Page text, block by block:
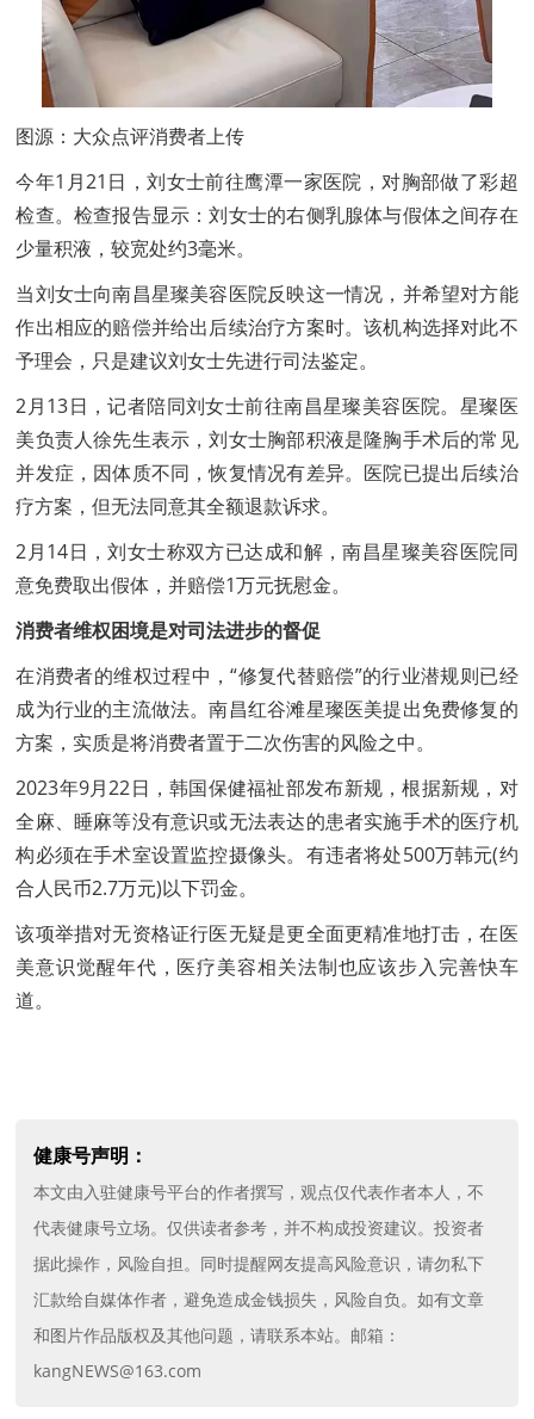
图源：大众点评消费者上传
今年1月21日，刘女士前往鹰潭一家医院，对胸部做了彩超
检查。检查报告显示：刘女士的右侧乳腺体与假体之间存在
少量积液，较宽处约3毫米。
当刘女士向南昌星璨美容医院反映这一情况，并希望对方能
作出相应的赔偿并给出后续治疗方案时。该机构选择对此不
予理会，只是建议刘女士先进行司法鉴定。
2月13日，记者陪同刘女士前往南昌星璨美容医院。星璨医
美负责人徐先生表示，刘女士胸部积液是隆胸手术后的常见
并发症，因体质不同，恢复情况有差异。医院已提出后续治
疗方案，但无法同意其全额退款诉求。
2月14日，刘女士称双方已达成和解，南昌星璨美容医院同
意免费取出假体，并赔偿1万元抚慰金。
消费者维权困境是对司法进步的督促
在消费者的维权过程中，“修复代替赔偿”的行业潜规则已经
成为行业的主流做法。南昌红谷滩星璨医美提出免费修复的
方案，实质是将消费者置于二次伤害的风险之中。
2023年9月22日，韩国保健福祉部发布新规，根据新规，对
全麻、睡麻等没有意识或无法表达的患者实施手术的医疗机
构必须在手术室设置监控摄像头。有违者将处500万韩元(约
合人民币2.7万元)以下罚金。
该项举措对无资格证行医无疑是更全面更精准地打击，在医
美意识觉醒年代，医疗美容相关法制也应该步入完善快车
道。
健康号声明：
本文由入驻健康号平台的作者撰写，观点仅代表作者本人，不
代表健康号立场。仅供读者参考，并不构成投资建议。投资者
据此操作，风险自担。同时提醒网友提高风险意识，请勿私下
汇款给自媒体作者，避免造成金钱损失，风险自负。如有文章
和图片作品版权及其他问题，请联系本站。邮箱：
kangNEWS@163.com